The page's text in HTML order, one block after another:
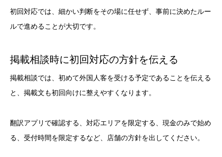
初回対応では、細かい判断をその場に任せず、事前に決めたルー
ルで進めることが大切です。
掲載相談時に初回対応の方針を伝える
掲載相談では、初めて外国人客を受ける予定であることを伝える
と、掲載文も初回向けに整えやすくなります。
翻訳アプリで確認する、対応エリアを限定する、現金のみで始め
る、受付時間を限定するなど、店舗の方針を出してください。